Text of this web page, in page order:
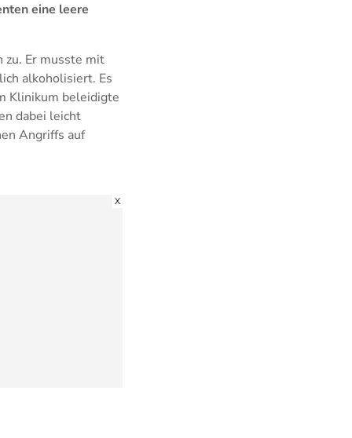
eine leere
zu. Er musste mit
alkoholisiert. Es
Klinikum beleidigte
dabei leicht
Angriffs auf
X